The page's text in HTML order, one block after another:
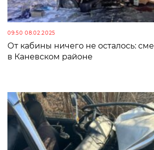
09:50 08.02.2025
От кабины ничего не осталось:
в Каневском районе